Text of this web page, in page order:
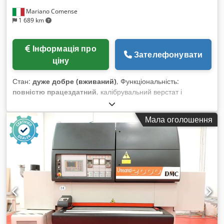
Mariano Comense
1 689 km
ціну
Зателефонувати
Стан: дуже добре (вживаний), Функціональність:
повністю працездатний, калібрувальний верстат і
шліфувальний автоматичний верстат з 3 стрічками, модель
DMC TECHNOSAND 1350, рекомендована роздрібна ціна.
Вживаний верстат. Відповідність стандарту CE: Так. Верстат
з вакуумним блоком для столу. Універсальний верстат для
обробки деревини, меблів, виготовлення на замовлення
елементів інтер’єру, дерев’яних рамок для вікон, дверей,
панелей, композитних матеріалів, пластмас та іншого.
Csdpfeyrrr Uox Ag Usha Технічні характеристики:
Максимальна робоча ширина, мм: 1350 Максимальна
робоча висота, мм: 150 Мінімальна робоча висота, мм: 3
Розміри шліфувальної стрічки, мм: 1380 x 2620
Автоматичне центрування. Склад (3 групи, 3 незалежні
Мала оголошення